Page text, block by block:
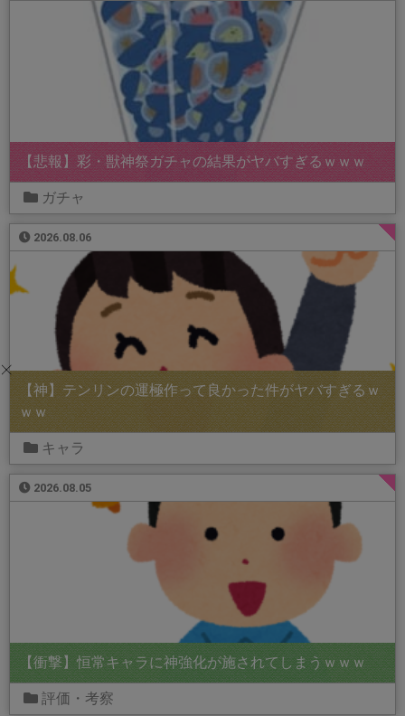
【悲報】彩・獣神祭ガチャの結果がヤバすぎるｗｗｗ
ガチャ
2026.08.06
【神】テンリンの運極作って良かった件がヤバすぎるｗ
ｗｗ
キャラ
2026.08.05
【衝撃】恒常キャラに神強化が施されてしまうｗｗｗ
評価・考察